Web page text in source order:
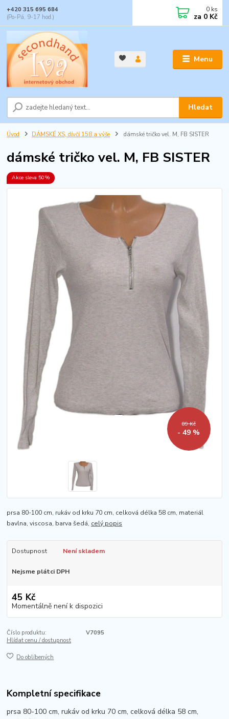
Menu
Hledat
+420 315 695 684
(Po-Pá, 9-17 hod.)
0 ks
za 0 Kč
Úvod DÁMSKÉ XS, dívčí 158 a výše dámské tričko vel. M, FB SISTER
dámské tričko vel. M, FB SISTER
Akce sleva 50%
89 Kč
- 49 %
prsa 80-100 cm, rukáv od krku 70 cm, celková délka 58 cm, materiál
bavlna, viscosa, barva šedá, celý popis
Dostupnost Není skladem
Nejsme plátci DPH
45 Kč
Momentálně není k dispozici
Číslo produktu:
V7095
Hlídat cenu / dostupnost
Do oblíbených
Kompletní specifikace
prsa 80-100 cm, rukáv od krku 70 cm, celková délka 58 cm,